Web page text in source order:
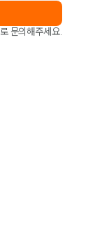
로 문의해주세요.